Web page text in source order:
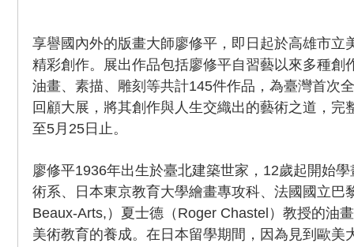
享譽國內外的版畫大師廖修平，即日起於高雄市立
精彩創作。展出作品包括廖修平自習藝以來多種創
油畫、素描、雕刻等共計145件作品，為臺灣首次
回顧大展，將其創作與人生交織出的藝術之道，完
至5月25日止。
廖修平1936年出生於臺北建築世家，12歲起開始
術系、日本東京教育大學繪畫專攻科、法國國立巴
Beaux-Arts,）夏士德（Roger Chastel）教授的油
美術教育的養成。在日本留學期間，因為見到歐美